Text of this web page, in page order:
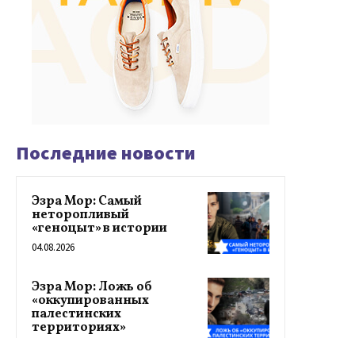
Последние новости
Эзра Мор: Самый
неторопливый
«геноцыт» в истории
04.08.2026
Эзра Мор: Ложь об
«оккупированных
палестинских
территориях»